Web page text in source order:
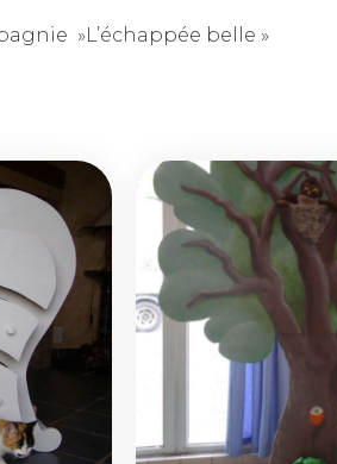
»L’échappée belle »